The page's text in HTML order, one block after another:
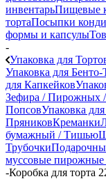
инвентарьПищевые
тортаПосыпки
формы и капсулы
-
Упаковка для
Упаковка для Бенто-
для Капкейков
Зефира / Пирожных
ПопсовУпаковка
ПряниковКреманки
бумажный / Тишью
Трубочки
муссовые пирожные
-Коробка для торта